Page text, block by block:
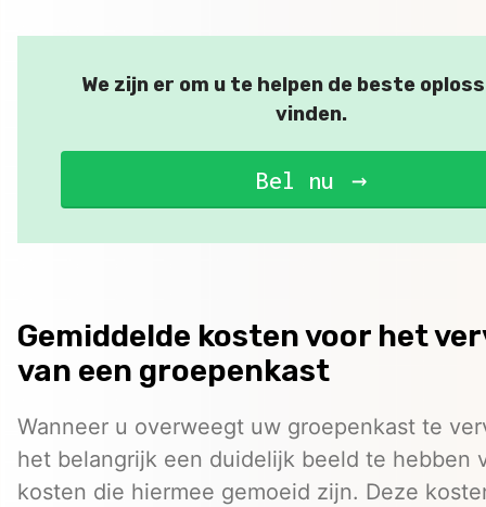
We zijn er om u te helpen de beste
vinden.
Bel nu
Gemiddelde kosten voor het
van een groepenkast
Wanneer u overweegt uw groepenkast te
het belangrijk een duidelijk beeld te hebben
kosten die hiermee gemoeid zijn. Deze